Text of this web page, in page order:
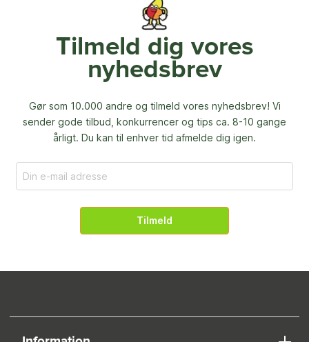
Tilmeld dig vores
nyhedsbrev
Gør som 10.000 andre og tilmeld vores nyhedsbrev! Vi
sender gode tilbud, konkurrencer og tips ca. 8-10 gange
årligt. Du kan til enhver tid afmelde dig igen.
Tilmeld